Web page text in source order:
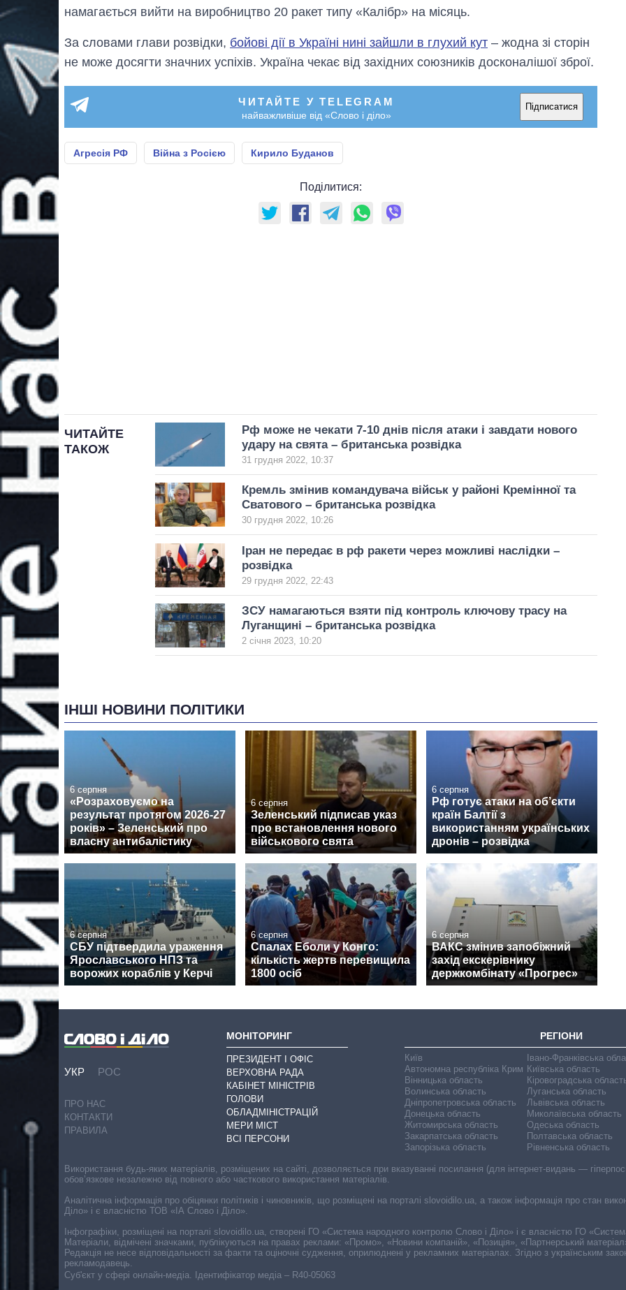
намагається вийти на виробництво 20 ракет типу «Калібр» на місяць.
За словами глави розвідки, бойові дії в Україні нині зайшли в глухий кут – жодна зі сторін
не може досягти значних успіхів. Україна чекає від західних союзників досконалішої зброї.
ЧИТАЙТЕ У TELEGRAM
найважливіше від «Слово і діло»
Підписатися
Агресія РФ Війна з Росією Кирило Буданов
Поділитися:
ЧИТАЙТЕ
ТАКОЖ
Рф може не чекати 7-10 днів після атаки і завдати нового
удару на свята – британська розвідка
31 грудня 2022, 10:37
Кремль змінив командувача військ у районі Кремінної та
Сватового – британська розвідка
30 грудня 2022, 10:26
Іран не передає в рф ракети через можливі наслідки –
розвідка
29 грудня 2022, 22:43
ЗСУ намагаються взяти під контроль ключову трасу на
Луганщині – британська розвідка
2 січня 2023, 10:20
ІНШІ НОВИНИ ПОЛІТИКИ
6 серпня
«Розраховуємо на
результат протягом 2026-27
років» – Зеленський про
власну антибалістику
6 серпня
Зеленський підписав указ
про встановлення нового
військового свята
6 серпня
Рф готує атаки на об’єкти
країн Балтії з
використанням українських
дронів – розвідка
6 серпня
СБУ підтвердила ураження
Ярославського НПЗ та
ворожих кораблів у Керчі
6 серпня
Спалах Еболи у Конго:
кількість жертв перевищила
1800 осіб
6 серпня
ВАКС змінив запобіжний
захід екскерівнику
держкомбінату «Прогрес»
росією
УКР РОС
ПРО НАС
КОНТАКТИ
ПРАВИЛА
МОНІТОРИНГ
ПРЕЗИДЕНТ І ОФІС
ВЕРХОВНА РАДА
КАБІНЕТ МІНІСТРІВ
ГОЛОВИ
ОБЛАДМІНІСТРАЦІЙ
МЕРИ МІСТ
ВСІ ПЕРСОНИ
РЕГІОНИ
Київ
Автономна республіка Крим
Вінницька область
Волинська область
Дніпропетровська область
Донецька область
Житомирська область
Закарпатська область
Запорізька область
Івано-Франківська
Київська область
Кіровоградська
Луганська область
Львівська область
Миколаївська область
Одеська область
Полтавська область
Рівненська область
Cуб'єкт у сфері онлайн-медіа. Ідентифікатор медіа – R40-05063
Використання будь-яких матеріалів, розміщених на сайті, дозволяється при вказуванні посилання (для інтернет-видань —
обов’язкове незалежно від повного або часткового використання матеріалів.
Аналітична інформація про обіцянки політиків і чиновників, що розміщені на порталі slovoidilo.ua, а також інформація про стан
Діло» і є власністю ТОВ «ІА Слово і Діло».
Інфографіки, розміщені на порталі slovoidilo.ua, створені ГО «Система народного контролю Слово і Діло» і є власністю ГО
Матеріали, відмічені значками, публікуються на правах реклами: «Промо», «Новини компаній», «Позиція», «Партнерський
Редакція не несе відповідальності за факти та оціночні судження, оприлюднені у рекламних матеріалах. Згідно з українським
рекламодавець.